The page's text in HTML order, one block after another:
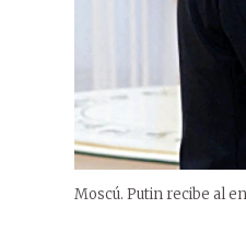
Moscú. Putin recibe al